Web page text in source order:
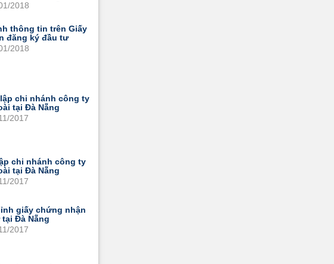
2018
thông tin trên Giấy
đăng ký đầu tư
2018
chi nhánh công ty
tại Đà Nẵng
2017
chi nhánh công ty
tại Đà Nẵng
2017
giấy chứng nhận
Đà Nẵng
2017